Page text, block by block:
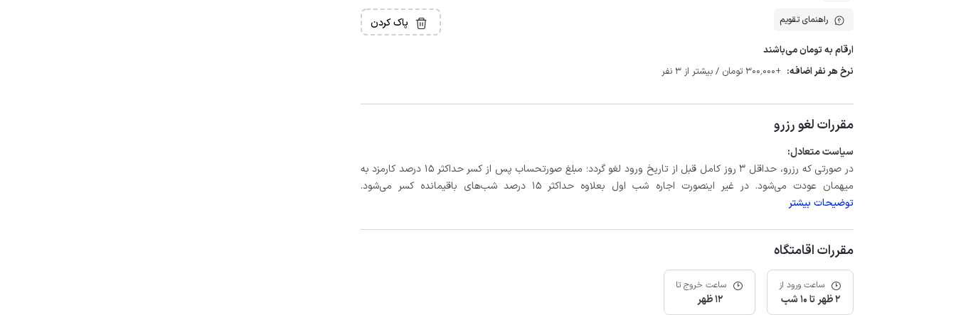
راهنمای تقویم پاک کردن
ارقام به تومان می‌باشند
نرخ هر نفر اضافه: +300٬000 تومان / بیشتر از 3 نفر
مقررات لغو رزرو
سیاست متعادل:
در صورتی که رزرو، حداقل 3 روز کامل قبل از تاریخ ورود لغو گردد؛ مبلغ صورتحساب پس از کسر حداکثر 15 درصد کارمزد به
میهمان عودت می‌شود. در غیر اینصورت اجاره شب اول بعلاوه حداکثر 15 درصد شب‌های باقیمانده کسر می‌شود.
توضیحات بیشتر
مقررات اقامتگاه
ساعت ورود از
2 ظهر تا 10 شب
ساعت خروج تا
12 ظهر